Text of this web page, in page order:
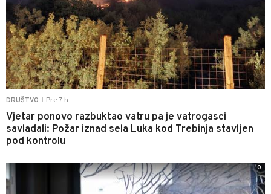
DRUŠTVO Pre 7 h
Vjetar ponovo razbuktao vatru pa je vatrogasci
savladali: Požar iznad sela Luka kod Trebinja stavljen
pod kontrolu
0